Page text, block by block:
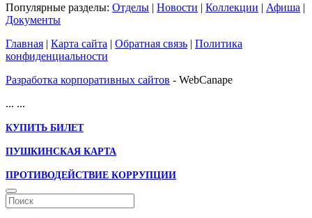
Популярные разделы: Отделы | Новости | Коллекции | Афиша |
Документы
Главная | Карта сайта | Обратная связь | Политика
конфиденциальности
Разработка корпоративных сайтов - WebCanape
... ...
КУПИТЬ БИЛЕТ
ПУШКИНСКАЯ КАРТА
ПРОТИВОДЕЙСТВИЕ КОРРУПЦИИ